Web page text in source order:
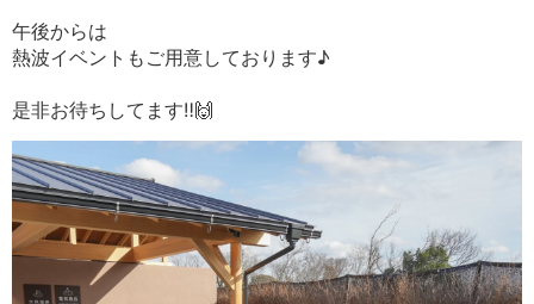
午後からは
熱波イベントもご用意しております♪
是非お待ちしてます‼️🙌